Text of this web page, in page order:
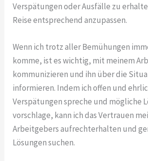
Verspätungen oder Ausfälle zu
Reise entsprechend anzupassen.
Wenn ich trotz aller Bemühungen
komme, ist es wichtig, mit meinem
kommunizieren und ihn über die
informieren. Indem ich offen und
Verspätungen spreche und mögliche
vorschlage, kann ich das Vertrauen
Arbeitgebers aufrechterhalten und
Lösungen suchen.